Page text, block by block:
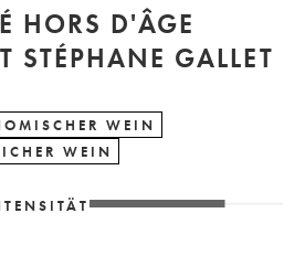
HORS D'ÂGE
STÉPHANE GALLET
WEIN
WEIN